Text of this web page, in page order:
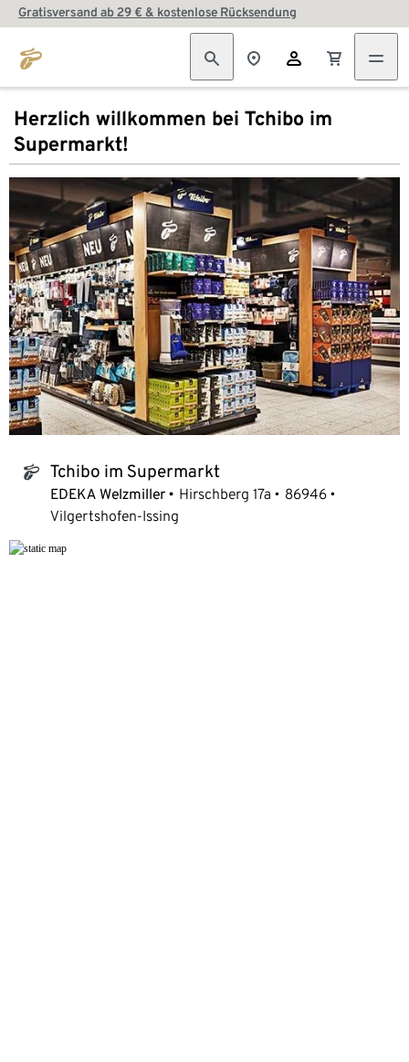
Gratisversand ab 29 € & kostenlose Rücksendung
Herzlich willkommen bei Tchibo im
Supermarkt!
tchibo_logo Tchibo im Supermarkt
EDEKA Welzmiller Hirschberg 17a
86946
Vilgertshofen-Issing